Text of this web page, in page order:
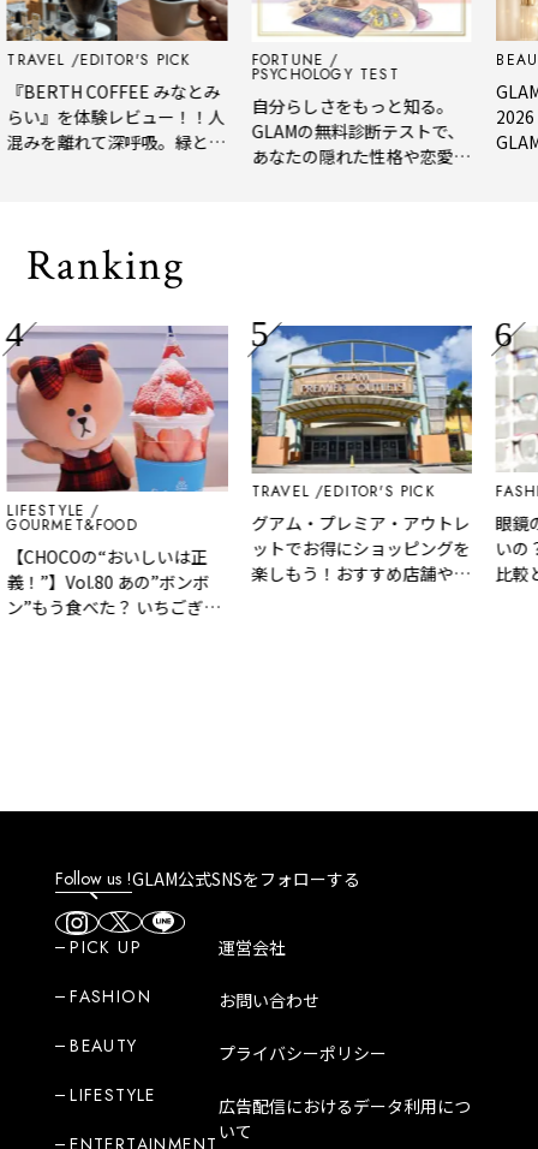
EDITOR'S PICK
COFFEE みなとみ
を体験レビュー！！人
離れて深呼吸。緑と
FORTUNE
PSYCHOLOGY TEST
自分らしさをもっと知る。
GLAMの無料診断テストで、
あなたの隠れた性格や恋愛タ
BEAUTY
GLAM
2026 上
GLAM編集
年上半期
Ranking
の“おいしいは正
Vol.80 あの”ボンボ
食べた？ いちごぎっ
TRAVEL EDITOR'S PICK
グアム・プレミア・アウトレ
ットでお得にショッピングを
楽しもう！おすすめ店舗やア
FASHION
眼鏡のZoff
いの？後
比較と選
Follow us !GLAM公式SNSをフォローする
PICK UP
FASHION
BEAUTY
LIFESTYLE
ENTERTAINMENT
運営会社
お問い合わせ
プライバシーポリシー
広告配信におけるデータ利用につ
いて